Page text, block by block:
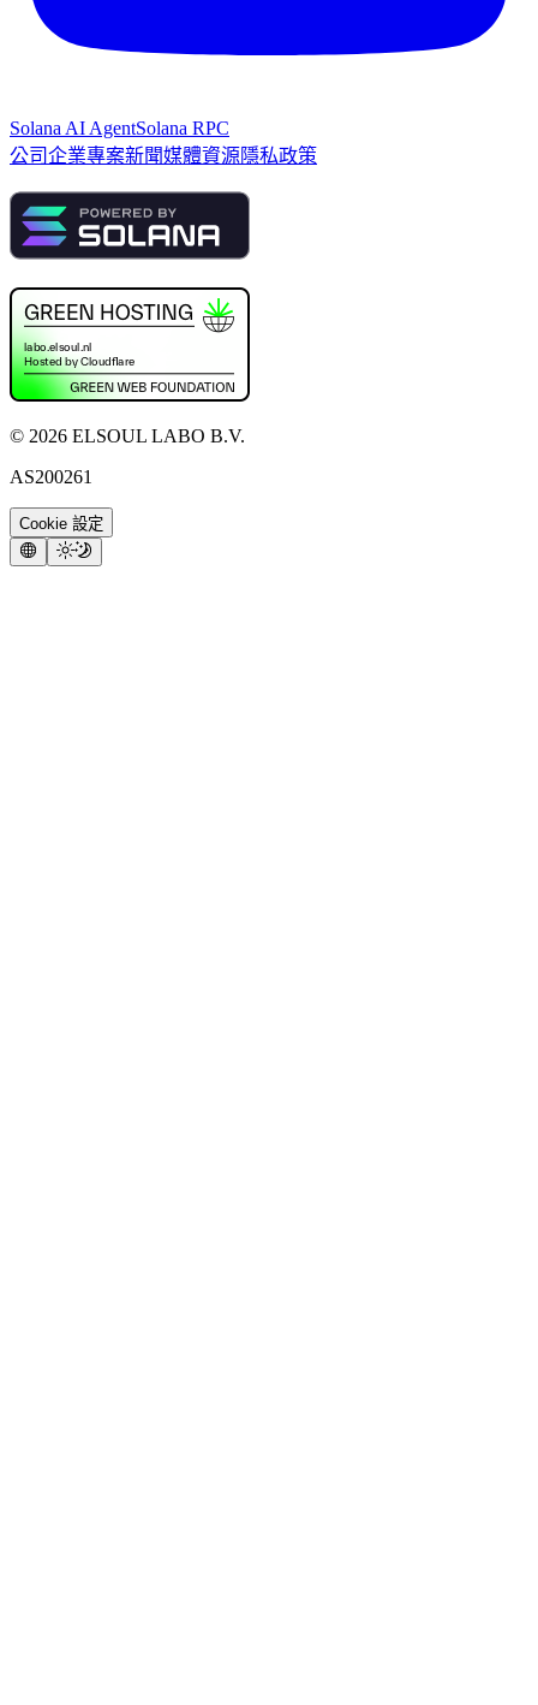
Solana AI AgentSolana RPC
公司企業專案新聞媒體資源隱私政策
© 2026 ELSOUL LABO B.V.
AS200261
Cookie 設定